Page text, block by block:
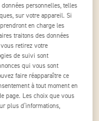
dès 401 €
Voir l'offre
personnelles, telles
sur votre appareil. Si
en charge les
traitons des données
retirez votre
de suivi sont
qui vous sont
faire réapparaître ce
à tout moment en
page. Les choix que vous
plus d’informations,